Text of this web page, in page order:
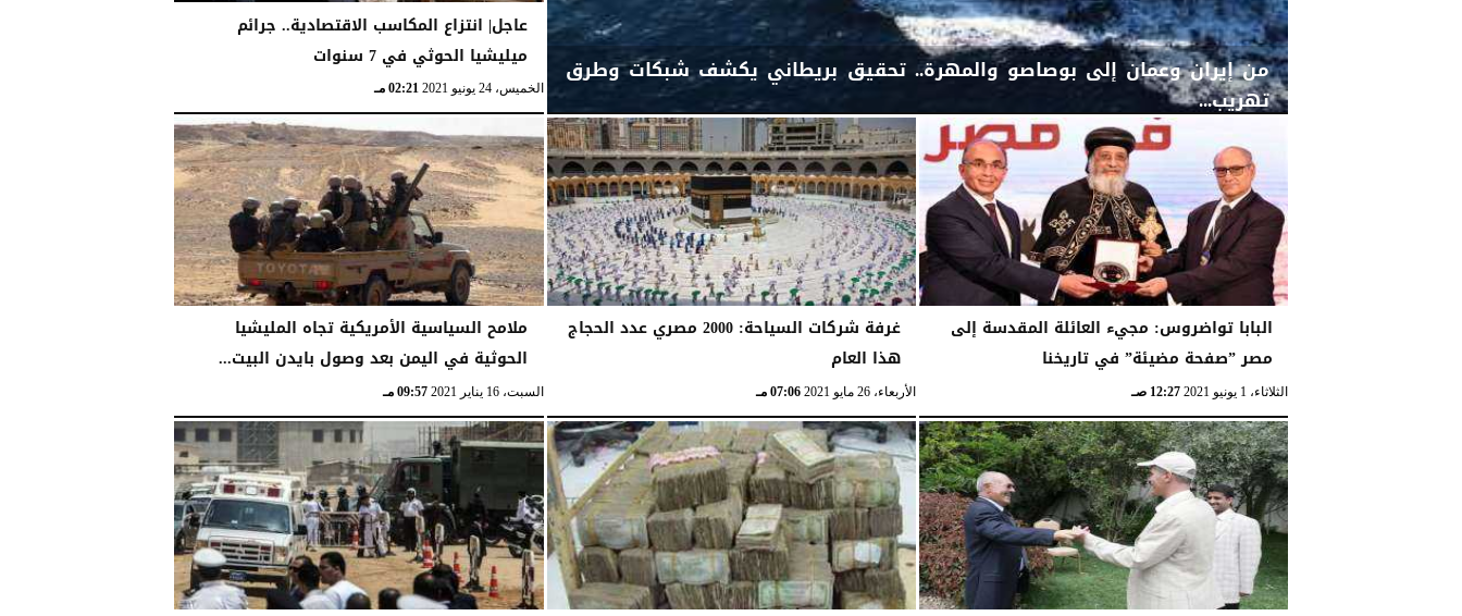
من إيران وعمان إلى بوصاصو والمهرة.. تحقيق بريطاني يكشف شبكات وطرق
تهريب...
السبت، 12 مارس 2022 02:07 صـ
عاجل| انتزاع المكاسب الاقتصادية.. جرائم
ميليشيا الحوثي في 7 سنوات
الخميس، 24 يونيو 2021 02:21 مـ
البابا تواضروس: مجيء العائلة المقدسة إلى
مصر ”صفحة مضيئة” في تاريخنا
الثلاثاء، 1 يونيو 2021 12:27 صـ
غرفة شركات السياحة: 2000 مصري عدد الحجاج
هذا العام
الأربعاء، 26 مايو 2021 07:06 مـ
ملامح السياسية الأمريكية تجاه المليشيا
الحوثية في اليمن بعد وصول بايدن البيت...
السبت، 16 يناير 2021 09:57 مـ